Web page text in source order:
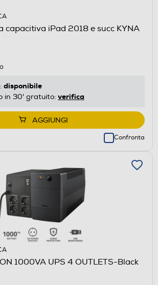
capacitiva iPad 2018 e succ KYNA
disponibile
in 30' gratuito: verifica
AGGIUNGI
Confronta
1000VA UPS 4 OUTLETS-Black